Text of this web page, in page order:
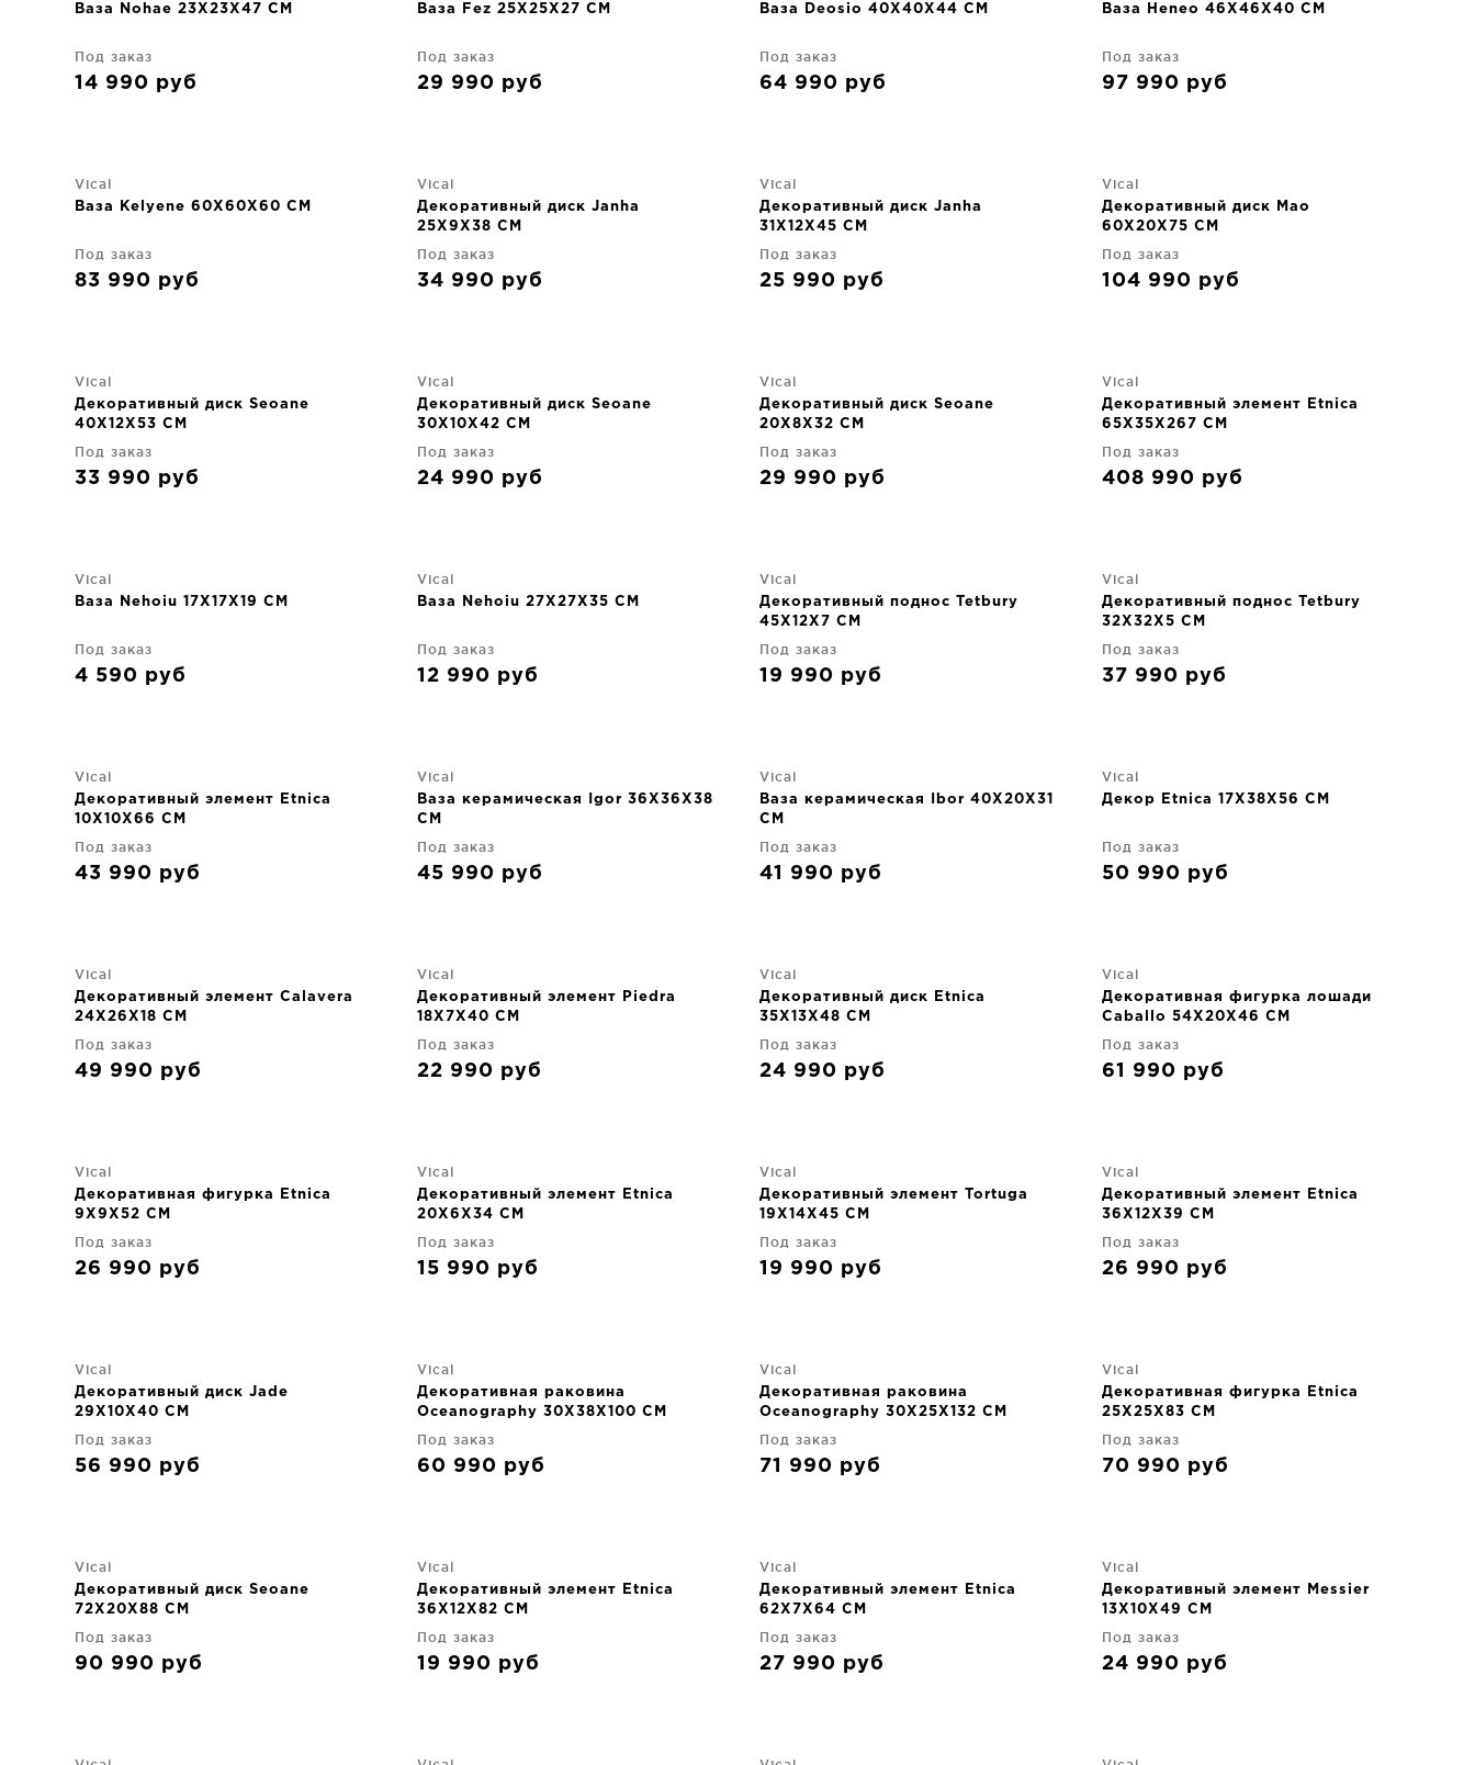
Ваза Nohae 23X23X47 CM
Под заказ
14 990 руб
Ваза Fez 25X25X27 CM
Под заказ
29 990 руб
Ваза Deosio 40X40X44 CM
Под заказ
64 990 руб
Ваза Heneo 46X46X40 CM
Под заказ
97 990 руб
Vical
Ваза Kelyene 60X60X60 CM
Под заказ
83 990 руб
Vical
Декоративный диск Janha
25X9X38 CM
Под заказ
34 990 руб
Vical
Декоративный диск Janha
31X12X45 CM
Под заказ
25 990 руб
Vical
Декоративный диск Mao
60X20X75 CM
Под заказ
104 990 руб
Vical
Декоративный диск Seoane
40X12X53 CM
Под заказ
33 990 руб
Vical
Декоративный диск Seoane
30X10X42 CM
Под заказ
24 990 руб
Vical
Декоративный диск Seoane
20X8X32 CM
Под заказ
29 990 руб
Vical
Декоративный элемент Etnica
65X35X267 CM
Под заказ
408 990 руб
Vical
Ваза Nehoiu 17X17X19 CM
Под заказ
4 590 руб
Vical
Ваза Nehoiu 27X27X35 CM
Под заказ
12 990 руб
Vical
Декоративный поднос Tetbury
45X12X7 CM
Под заказ
19 990 руб
Vical
Декоративный поднос Tetbury
32X32X5 CM
Под заказ
37 990 руб
Vical
Декоративный элемент Etnica
10X10X66 CM
Под заказ
43 990 руб
Vical
Ваза керамическая Igor 36X36X38
CM
Под заказ
45 990 руб
Vical
Ваза керамическая Ibor 40X20X31
CM
Под заказ
41 990 руб
Vical
Декор Etnica 17X38X56 CM
Под заказ
50 990 руб
Vical
Декоративный элемент Calavera
24X26X18 CM
Под заказ
49 990 руб
Vical
Декоративный элемент Piedra
18X7X40 CM
Под заказ
22 990 руб
Vical
Декоративный диск Etnica
35X13X48 CM
Под заказ
24 990 руб
Vical
Декоративная фигурка лошади
Caballo 54X20X46 CM
Под заказ
61 990 руб
Vical
Декоративная фигурка Etnica
9X9X52 CM
Под заказ
26 990 руб
Vical
Декоративный элемент Etnica
20X6X34 CM
Под заказ
15 990 руб
Vical
Декоративный элемент Tortuga
19X14X45 CM
Под заказ
19 990 руб
Vical
Декоративный элемент Etnica
36X12X39 CM
Под заказ
26 990 руб
Vical
Декоративный диск Jade
29X10X40 CM
Под заказ
56 990 руб
Vical
Декоративная раковина
Oceanography 30X38X100 CM
Под заказ
60 990 руб
Vical
Декоративная раковина
Oceanography 30X25X132 CM
Под заказ
71 990 руб
Vical
Декоративная фигурка Etnica
25X25X83 CM
Под заказ
70 990 руб
Vical
Декоративный диск Seoane
72X20X88 CM
Под заказ
90 990 руб
Vical
Декоративный элемент Etnica
36X12X82 CM
Под заказ
19 990 руб
Vical
Декоративный элемент Etnica
62X7X64 CM
Под заказ
27 990 руб
Vical
Декоративный элемент Messier
13X10X49 CM
Под заказ
24 990 руб